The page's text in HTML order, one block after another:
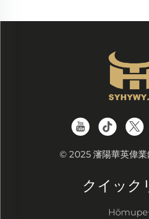
© 2025 瀋陽華英偉業
クイック
Hōmupe